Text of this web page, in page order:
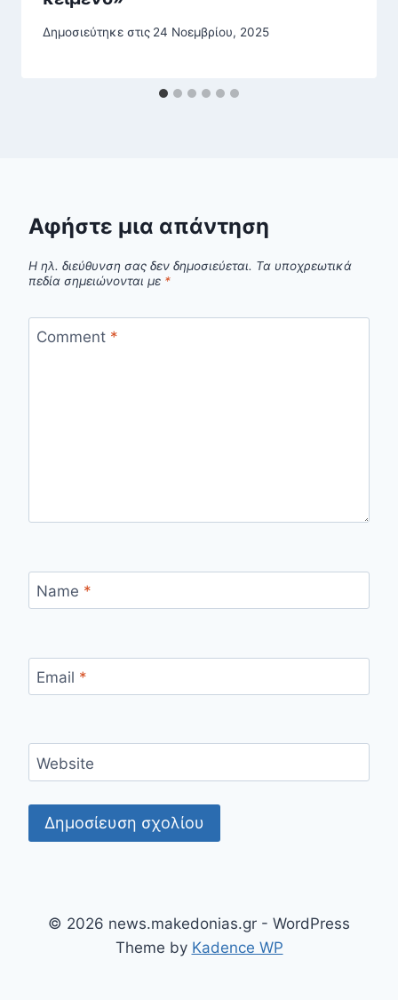
Δημοσιεύτηκε στις 24 Νοεμβρίου, 2025
Αφήστε μια απάντηση
Η ηλ. διεύθυνση σας δεν δημοσιεύεται. Τα υποχρεωτικά
πεδία σημειώνονται με *
Comment *
Name *
Email *
Website
© 2026 news.makedonias.gr - WordPress
Theme by Kadence WP